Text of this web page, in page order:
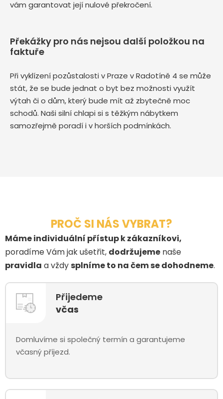
vám garantovat její nulové překročení.
Překážky pro nás nejsou další položkou na
faktuře
Při vyklízení pozůstalosti v Praze v Radotíně 4 se může
stát, že se bude jednat o byt bez možnosti využít
výtah či o dům, který bude mít až zbytečně moc
schodů. Naši silní chlapi si s těžkým nábytkem
samozřejmě poradí i v horších podmínkách.
PROČ SI NÁS VYBRAT?
Máme individuální přístup k zákazníkovi,
poradíme Vám jak ušetřit, dodržujeme naše
pravidla a vždy splníme to na čem se dohodneme.
Přijedeme
včas
Domluvíme si společný termín a garantujeme
včasný příjezd.